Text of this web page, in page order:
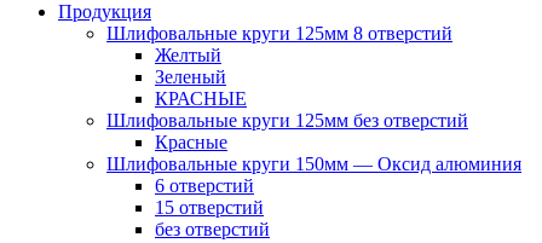
Продукция
Шлифовальные круги 125мм 8 отверстий
Желтый
Зеленый
КРАСНЫЕ
Шлифовальные круги 125мм без отверстий
Красные
Шлифовальные круги 150мм — Оксид алюминия
6 отверстий
15 отверстий
без отверстий